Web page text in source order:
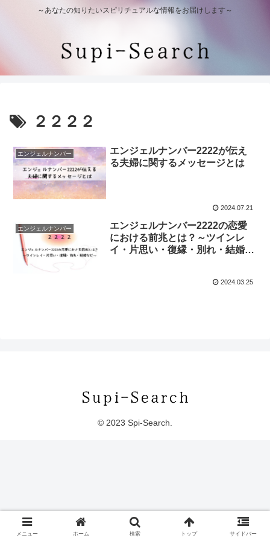
～あなたの知りたいスピリチュアルな情報をお届けします～
２２２２
エンジェルナンバー
エンジェルナンバー2222が伝え
る夫婦に関するメッセージとは
2024.07.21
エンジェルナンバー
エンジェルナンバー2222の恋愛
における前兆とは？～ツインレ
イ・片思い・復縁・別れ・結婚な
2024.03.25
© 2023 Spi-Search.
メニュー ホーム 検索 トップ サイドバー